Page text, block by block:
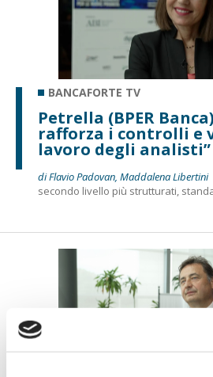
BANCAFORTE TV
Petrella (BPER
rafforza i controlli e
lavoro degli analisti”
di Flavio Padovan, Maddalena Libertini
secondo livello più strutturati,